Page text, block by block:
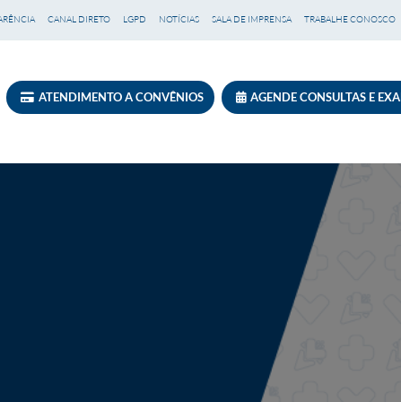
CANAL DIRETO LGPD NOTÍCIAS SALA DE IMPRENSA TRABALHE CONOSCO
ATENDIMENTO A CONVÊNIOS AGENDE CONSULTAS E